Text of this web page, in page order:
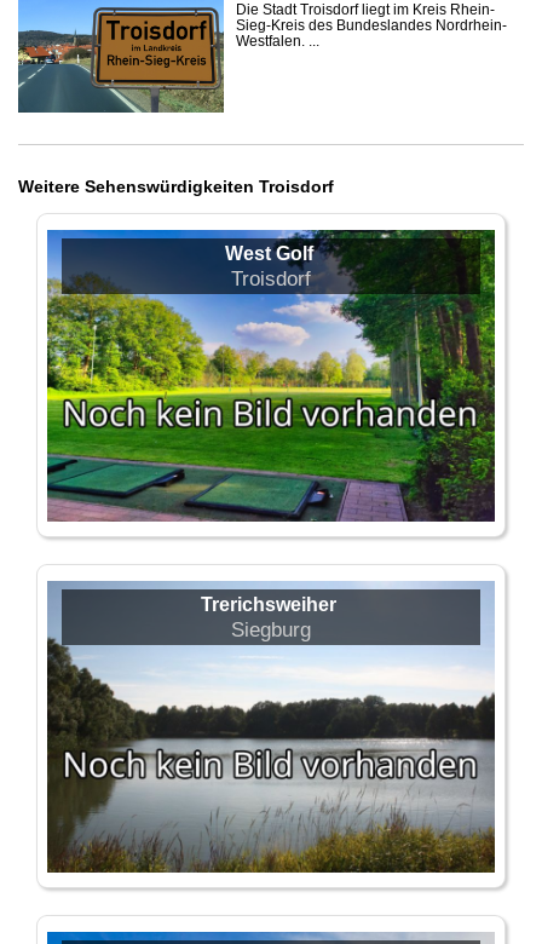
Die Stadt Troisdorf liegt im Kreis Rhein-
Sieg-Kreis des Bundeslandes Nordrhein-
Westfalen. ...
Weitere Sehenswürdigkeiten Troisdorf
West Golf
Troisdorf
Trerichsweiher
Siegburg